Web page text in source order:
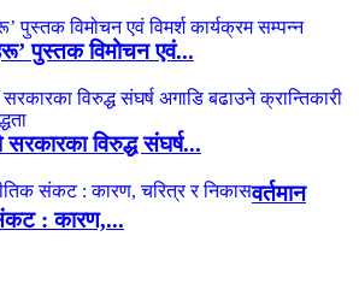
पुस्तक विमोचन एवं...
सरकारका विरुद्ध संघर्ष...
वर्तमान
: कारण,...